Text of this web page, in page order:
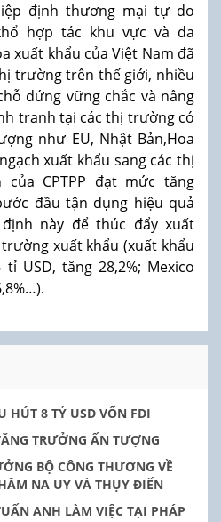
định thương mại tự do
hợp tác khu vực và đa
xuất khẩu của Việt Nam đã
trường trên thế giới, nhiều
đứng vững chắc và nâng
tranh tại các thị trường có
như EU, Nhật Bản,Hoa
xuất khẩu sang các thị
CPTPP đạt mức tăng
đầu tận dụng hiệu quả
này để thúc đẩy xuất
xuất khẩu (xuất khẩu
USD, tăng 28,2%; Mexico
HÚT 8 TỶ USD VỐN FDI
TRƯỞNG ẤN TƯỢNG
BỘ CÔNG THƯƠNG VỀ
NA UY VÀ THỤY ĐIỂN
ANH LÀM VIỆC TẠI PHÁP